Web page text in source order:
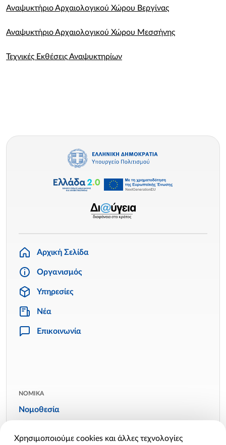
Αναψυκτήριο Αρχαιολογικού Χώρου Βεργίνας
Αναψυκτήριο Αρχαιολογικού Χώρου Μεσσήνης
Τεχνικές Εκθέσεις Αναψυκτηρίων
Αρχική Σελίδα
Οργανισμός
Υπηρεσίες
Νέα
Επικοινωνία
ΝΟΜΙΚΑ
Νομοθεσία
Πολιτική απορρήτου
Χρησιμοποιούμε cookies και άλλες τεχνολογίες